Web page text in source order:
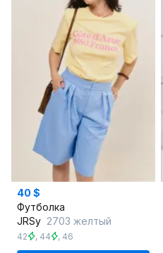
40 $
Футболка
JRSy 2703 желтый
42 , 44 , 46